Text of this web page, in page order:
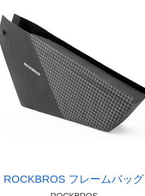
ROCKBROS フレームバッグ